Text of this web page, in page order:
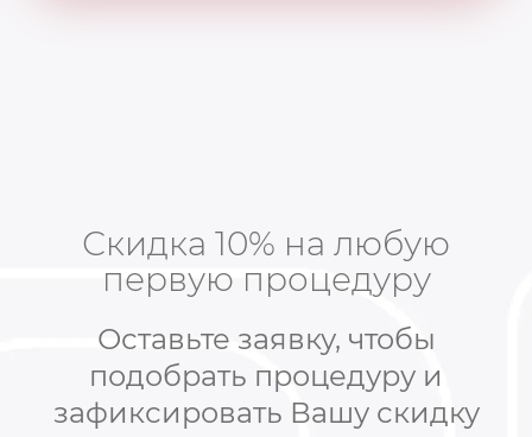
Скидка 10% на любую
первую процедуру
Оставьте заявку, чтобы
подобрать процедуру и
зафиксировать Вашу скидку